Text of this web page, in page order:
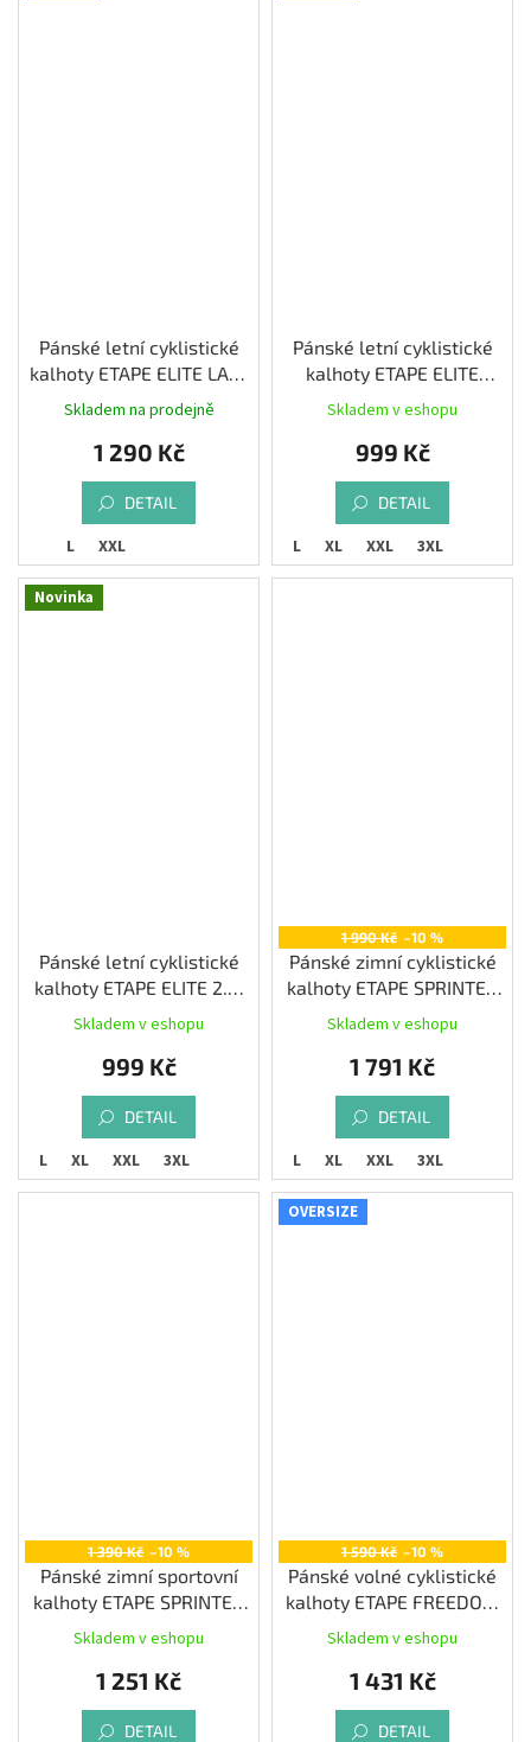
Pánské letní cyklistické
kalhoty ETAPE ELITE LACL
2.0 s vložkou, černá/
červená
Skladem na prodejně
1 290 Kč
DETAIL
L XXL
Pánské letní cyklistické
kalhoty ETAPE ELITE
TEAM, černá/červená
Skladem v eshopu
999 Kč
DETAIL
L XL XXL 3XL
Novinka
Pánské letní cyklistické
kalhoty ETAPE ELITE 2.0,
Skladem v eshopu
999 Kč
DETAIL
L XL XXL 3XL
1 990 Kč –10 %
Pánské zimní cyklistické
kalhoty ETAPE SPRINTER
LACL 2.0 VL, černá
Skladem v eshopu
1 791 Kč
DETAIL
L XL XXL 3XL
1 390 Kč –10 %
Pánské zimní sportovní
kalhoty ETAPE SPRINTER
2.0, černá/žlutá fluo
Skladem v eshopu
1 251 Kč
DETAIL
OVERSIZE
1 590 Kč –10 %
Pánské volné cyklistické
kalhoty ETAPE FREEDOM
3.0, černá/limeta
Skladem v eshopu
1 431 Kč
DETAIL